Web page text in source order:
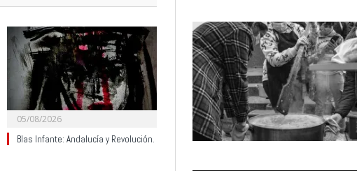
05/08/2026
Blas Infante: Andalucía y Revolución.